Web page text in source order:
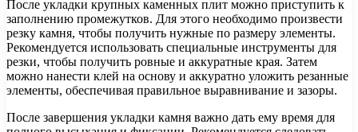
После укладки крупных каменных плит можно приступить к
заполнению промежутков. Для этого необходимо произвести
резку камня, чтобы получить нужные по размеру элементы.
Рекомендуется использовать специальные инструменты для
резки, чтобы получить ровные и аккуратные края. Затем
можно нанести клей на основу и аккуратно уложить резанные
элементы, обеспечивая правильное выравнивание и зазоры.
После завершения укладки камня важно дать ему время для